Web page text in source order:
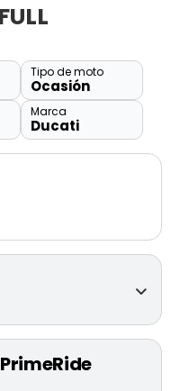
Tipo de moto
Ocasión
Marca
Ducati
y 1158cc.